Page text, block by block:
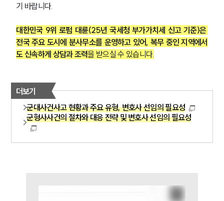
기 바랍니다.
대한민국 9위 로펌 대륜(25년 국세청 부가가치세 신고 기준)은
전국 주요 도시에 분사무소를 운영하고 있어, 복무 중인 지역에서
도 신속하게 상담과 조력을 받으실 수 있습니다.
더보기
군대사건사고 현황과 주요 유형, 변호사 선임의 필요성
군형사사건의 절차와 대응 전략 및 변호사 선임의 필요성